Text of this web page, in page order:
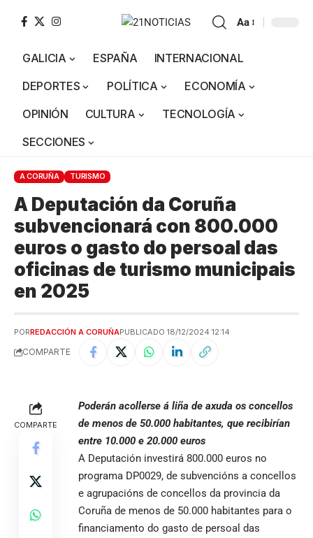
Aa
GALICIA ESPAÑA
INTERNACIONAL
DEPORTES
POLÍTICA
ECONOMÍA
OPINIÓN
CULTURA
TECNOLOGÍA
SECCIONES
A CORUÑA TURISMO
A Deputación da Coruña
subvencionará con 800.000
euros o gasto do persoal das
oficinas de turismo municipais
en 2025
PORREDACCIÓN A CORUÑAPUBLICADO 18/12/2024 12:14
COMPARTE
COMPARTE
Poderán acollerse á liña de axuda os concellos
de menos de 50.000 habitantes, que recibirían
entre 10.000 e 20.000 euros
A Deputación investirá 800.000 euros no
programa DP0029, de subvencións a concellos
e agrupacións de concellos da provincia da
Coruña de menos de 50.000 habitantes para o
financiamento do gasto de persoal das